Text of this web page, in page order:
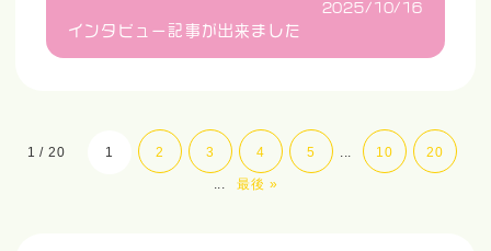
2025/10/16
インタビュー記事が出来ました
1 / 20 1 2 3 4 5 ... 10 20
... 最後 »